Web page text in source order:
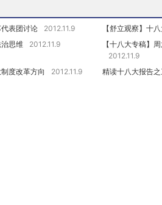
表团讨论 2012.11.9
【舒立观察】十
思维
2012.11.9
【十八大专稿】
2012.11.9
度改革方向
2012.11.9 精读十八大报告